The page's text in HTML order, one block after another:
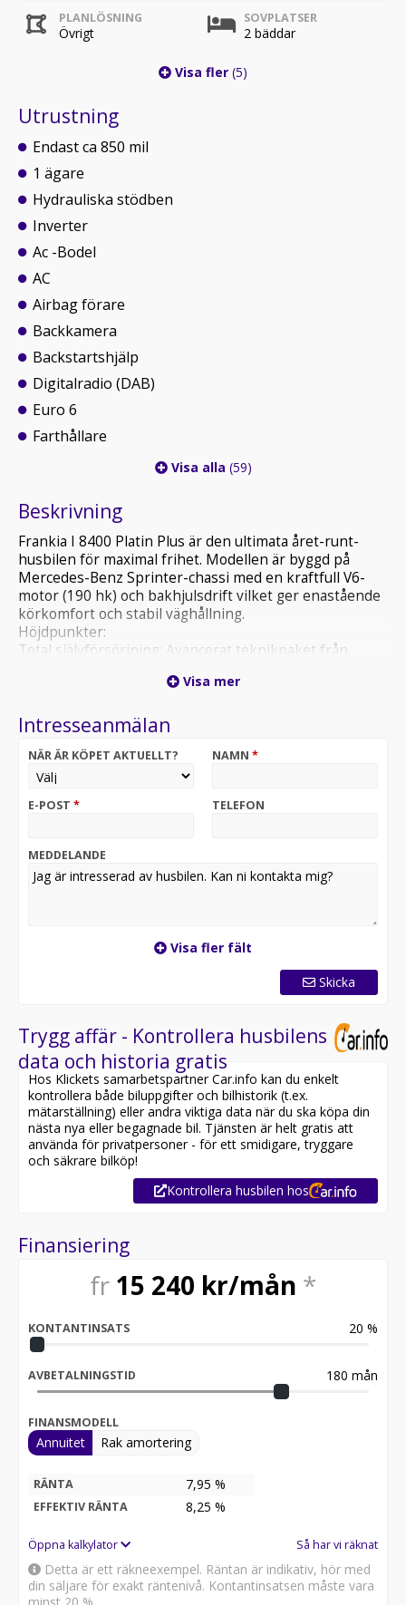
PLANLÖSNING
Övrigt
SOVPLATSER
2 bäddar
Visa fler (5)
Utrustning
Endast ca 850 mil
1 ägare
Hydrauliska stödben
Inverter
Ac -Bodel
AC
Airbag förare
Backkamera
Backstartshjälp
Digitalradio (DAB)
Euro 6
Farthållare
Visa alla (59)
Beskrivning
Frankia I 8400 Platin Plus är den ultimata året-runt-
husbilen för maximal frihet. Modellen är byggd på
Mercedes-Benz Sprinter-chassi med en kraftfull V6-
motor (190 hk) och bakhjulsdrift vilket ger enastående
körkomfort och stabil väghållning.
Höjdpunkter:
Total självförsörjning: Avancerat teknikpaket från
litiumbatterier och en 1 700W inverter som standard.
och ett exklusivt baksystem med separat dusch och
Vinterkomfort: Vattenburen ALDE-värme i kombination
med Frankias patenterade dubbelgolv garanterar ett
Smarta lösningar: Stort genomgående garage elektrisk
med 11 års täthetsgaranti. En bil som ännu luktar ny!
Välkommen att ringa eller maila vid frågor eller kom in
till oss på Österbyväg i Visby Mån-fre 10-17. // Mathias
Visa mer
Intresseanmälan
NÄR ÄR KÖPET AKTUELLT? NAMN *
E-POST * TELEFON
MEDDELANDE
Visa fler fält
Skicka
Trygg affär - Kontrollera husbilens
data och historia gratis
Hos Klickets samarbetspartner Car.info kan du enkelt
kontrollera både biluppgifter och bilhistorik (t.ex.
mätarställning) eller andra viktiga data när du ska köpa din
nästa nya eller begagnade bil. Tjänsten är helt gratis att
använda för privatpersoner - för ett smidigare, tryggare
och säkrare bilköp!
Kontrollera husbilen hos
Finansiering
fr 15 240 kr/mån *
KONTANTINSATS 20 %
AVBETALNINGSTID 180 mån
FINANSMODELL
Annuitet Rak amortering
RÄNTA 7,95 %
EFFEKTIV RÄNTA 8,25 %
Öppna kalkylator Så har vi räknat
Detta är ett räkneexempel. Räntan är indikativ, hör med
din säljare för exakt räntenivå. Kontantinsatsen måste vara
minst 20 %.